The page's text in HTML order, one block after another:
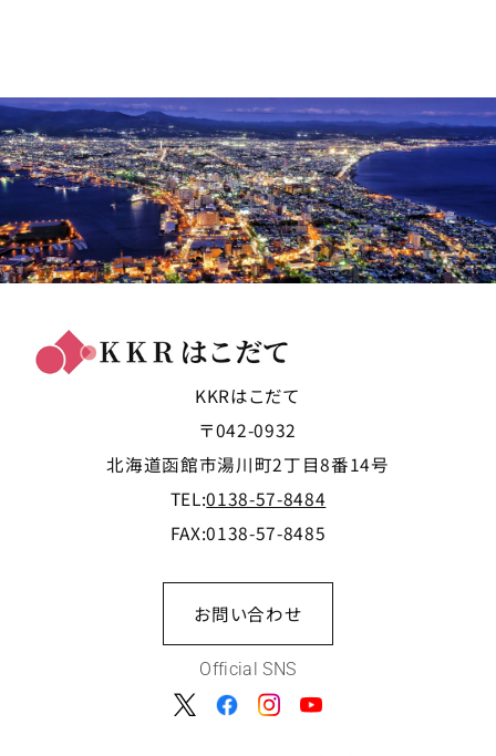
KKRはこだて
〒042-0932
北海道函館市湯川町2丁目8番14号
TEL:0138-57-8484
FAX:0138-57-8485
お問い合わせ
Official SNS